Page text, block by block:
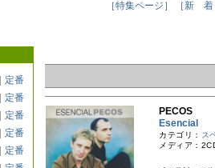
［特集ページ］ ［新 着
定番
定番
定番
定番
定番
PECOS
Esencial
カテゴリ： ス
メディア：